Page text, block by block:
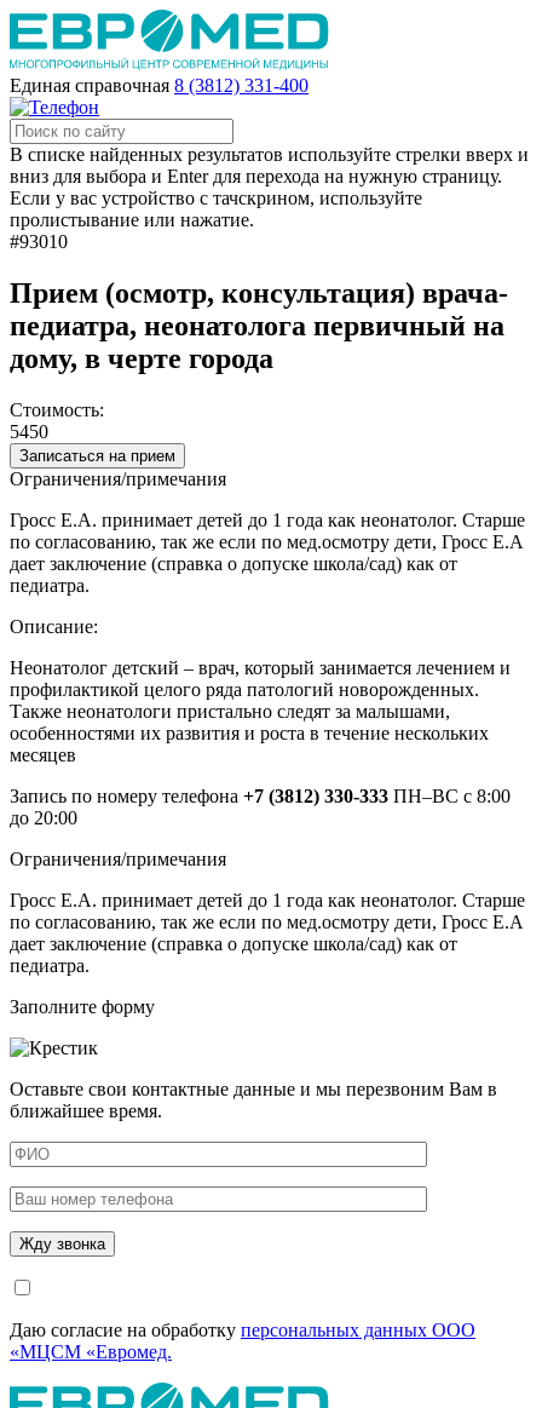
Единая справочная 8 (3812) 331-400
В списке найденных результатов используйте стрелки вверх и
вниз для выбора и Enter для перехода на нужную страницу.
Если у вас устройство с тачскрином, используйте
пролистывание или нажатие.
#93010
Прием (осмотр, консультация) врача-
педиатра, неонатолога первичный на
дому, в черте города
Стоимость:
5450
Записаться на прием
Ограничения/примечания
Гросс Е.А. принимает детей до 1 года как неонатолог. Старше
по согласованию, так же если по мед.осмотру дети, Гросс Е.А
дает заключение (справка о допуске школа/сад) как от
педиатра.
Описание:
Неонатолог детский – врач, который занимается лечением и
профилактикой целого ряда патологий новорожденных.
Также неонатологи пристально следят за малышами,
особенностями их развития и роста в течение нескольких
месяцев
Запись по номеру телефона +7 (3812) 330-333 ПН–ВС с 8:00
до 20:00
Ограничения/примечания
Гросс Е.А. принимает детей до 1 года как неонатолог. Старше
по согласованию, так же если по мед.осмотру дети, Гросс Е.А
дает заключение (справка о допуске школа/сад) как от
педиатра.
Заполните форму
Оставьте свои контактные данные и мы перезвоним Вам в
ближайшее время.
Даю согласие на обработку персональных данных ООО
«МЦСМ «Евромед.